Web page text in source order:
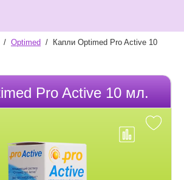
/ Optimed /
Капли Optimed Pro Active 10
Pro Active 10 мл.